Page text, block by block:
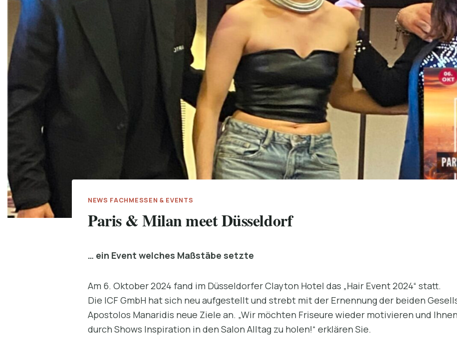
NEWS FACHMESSEN & EVENTS
Paris & Milan meet Düsseldorf
… ein Event welches Maßstäbe setzte
Am 6. Oktober 2024 fand im Düsseldorfer Clayton Hotel das „Hair Event 2024“ statt.
Die ICF GmbH hat sich neu aufgestellt und strebt mit der Ernennung der beiden
Apostolos Manaridis neue Ziele an. „Wir möchten Friseure wieder motivieren und
durch Shows Inspiration in den Salon Alltag zu holen!“ erklären Sie.